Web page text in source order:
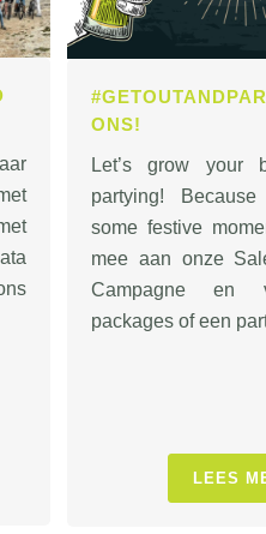
ONS!
Let’s grow your
partying!
some festive
mee aan onze
Campagne en
packages of een
LEES